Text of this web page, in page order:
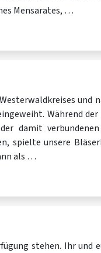
Mensarates, …
und
Während
damit
spielte unsere
als …
stehen. Ihr und